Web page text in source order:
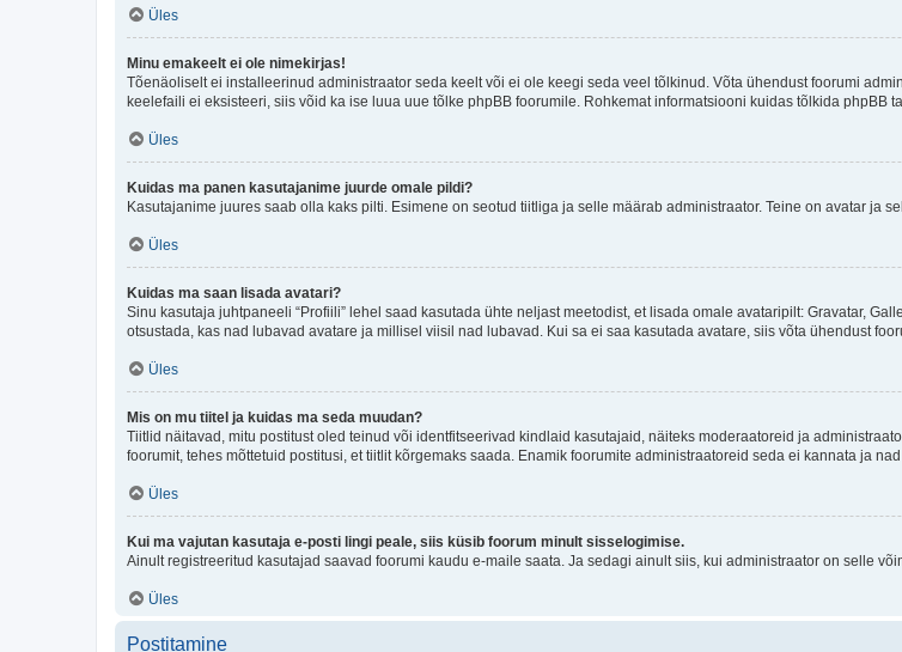
Üles
Minu emakeelt ei ole nimekirjas!
Tõenäoliselt ei installeerinud administraator seda keelt või ei ole keegi seda veel tõlkinud. Võta ühendust foorumi
keelefaili ei eksisteeri, siis võid ka ise luua uue tõlke phpBB foorumile. Rohkemat informatsiooni kuidas tõlkida phpBB
Üles
Kuidas ma panen kasutajanime juurde omale pildi?
Kasutajanime juures saab olla kaks pilti. Esimene on seotud tiitliga ja selle määrab administraator. Teine on avatar ja
Üles
Kuidas ma saan lisada avatari?
Sinu kasutaja juhtpaneeli “Profiili” lehel saad kasutada ühte neljast meetodist, et lisada omale avataripilt: Gravatar,
otsustada, kas nad lubavad avatare ja millisel viisil nad lubavad. Kui sa ei saa kasutada avatare, siis võta ühendust
Üles
Mis on mu tiitel ja kuidas ma seda muudan?
Tiitlid näitavad, mitu postitust oled teinud või identfitseerivad kindlaid kasutajaid, näiteks moderaatoreid ja
foorumit, tehes mõttetuid postitusi, et tiitlit kõrgemaks saada. Enamik foorumite administraatoreid seda ei kannata ja
Üles
Kui ma vajutan kasutaja e-posti lingi peale, siis küsib foorum minult sisselogimise.
Ainult registreeritud kasutajad saavad foorumi kaudu e-maile saata. Ja sedagi ainult siis, kui administraator on selle
Üles
Postitamine